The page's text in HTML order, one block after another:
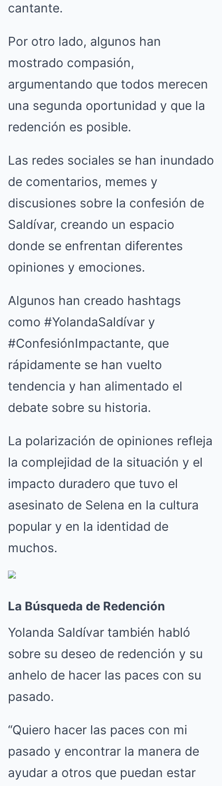
cantante.
Por otro lado, algunos han
mostrado compasión,
argumentando que todos merecen
una segunda oportunidad y que la
redención es posible.
Las redes sociales se han inundado
de comentarios, memes y
discusiones sobre la confesión de
Saldívar, creando un espacio
donde se enfrentan diferentes
opiniones y emociones.
Algunos han creado hashtags
como #YolandaSaldívar y
#ConfesiónImpactante, que
rápidamente se han vuelto
tendencia y han alimentado el
debate sobre su historia.
La polarización de opiniones refleja
la complejidad de la situación y el
impacto duradero que tuvo el
asesinato de Selena en la cultura
popular y en la identidad de
muchos.
La Búsqueda de Redención
Yolanda Saldívar también habló
sobre su deseo de redención y su
anhelo de hacer las paces con su
pasado.
“Quiero hacer las paces con mi
pasado y encontrar la manera de
ayudar a otros que puedan estar